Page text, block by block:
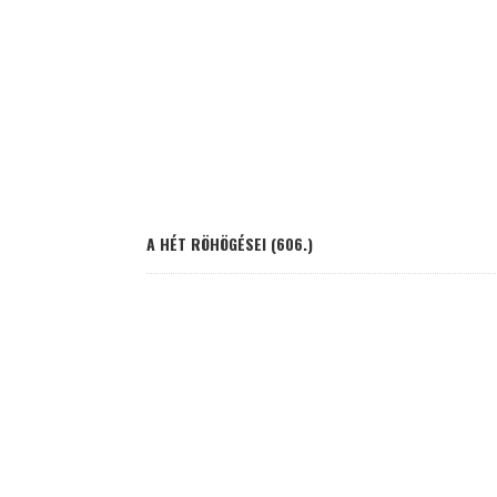
A HÉT RÖHÖGÉSEI (606.)